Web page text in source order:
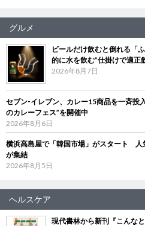
グルメ
ビールだけ飲むと倒れる「
的に水を飲む”仕掛けで適正
2026年8月7日
セブン‐イレブン、カレー15商品を一斉
のカレーフェス”を開催中
2026年8月6日
横浜高島屋で「韓国市場」がスタート 人
が集結
2026年8月5日
ヘルスケア
現代書林から新刊『こんな